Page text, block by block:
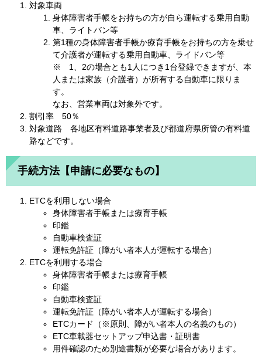
対象車両
身体障害者手帳をお持ちの方が自ら運転する乗用自動
車、ライトバン等
第1種の身体障害者手帳か療育手帳をお持ちの方を乗せ
て介護者が運転する乗用自動車、ライドバン等
※ 1、2の場合とも1人につき1台登録できますが、本
人または家族（介護者）が所有する自動車に限りま
す。
なお、営業車両は対象外です。
割引率 50％
対象道路 各地区有料道路事業者及び都道府県所管の有料道
路などです。
手続方法【申請に必要なもの】
ETCを利用しない場合
身体障害者手帳または療育手帳
印鑑
自動車検査証
運転免許証（障がい者本人が運転する場合）
ETCを利用する場合
身体障害者手帳または療育手帳
印鑑
自動車検査証
運転免許証（障がい者本人が運転する場合）
ETCカード（※原則、障がい者本人の名義のもの）
ETC車載器セットアップ申込書・証明書
用件確認のため別途書類が必要な場合があります。